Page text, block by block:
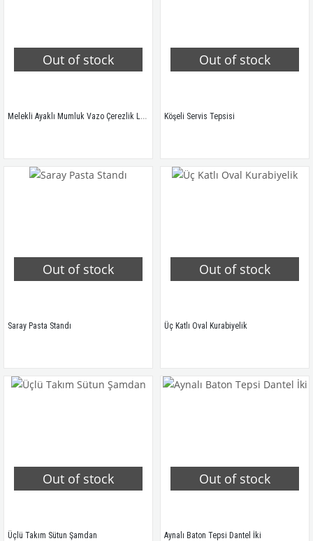
Out of stock
Melekli Ayaklı Mumluk Vazo Çerezlik Lokumluk
Out of stock
Köşeli Servis Tepsisi
Out of stock
Saray Pasta Standı
Out of stock
Üç Katlı Oval Kurabiyelik
Out of stock
Üçlü Takım Sütun Şamdan
Out of stock
Aynalı Baton Tepsi Dantel İki